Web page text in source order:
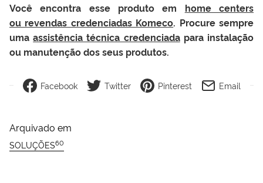
Você encontra esse produto em home centers
ou revendas credenciadas Komeco. Procure sempre
umaassistência técnica credenciadapara instalação
ou manutenção dos seus produtos.
Facebook Twitter Pinterest Email
Arquivado em
SOLUÇÕES60